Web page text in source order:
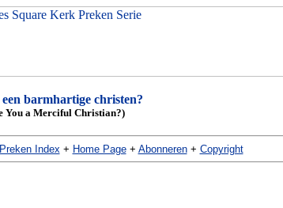
barmhartige christen?
You a Merciful Christian?)
Index + Home Page+ Abonneren+ Copyright